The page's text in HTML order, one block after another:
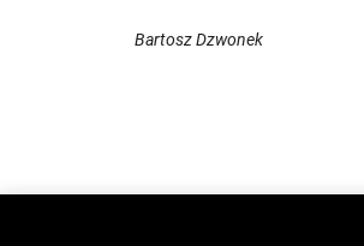
Bartosz Dzwonek